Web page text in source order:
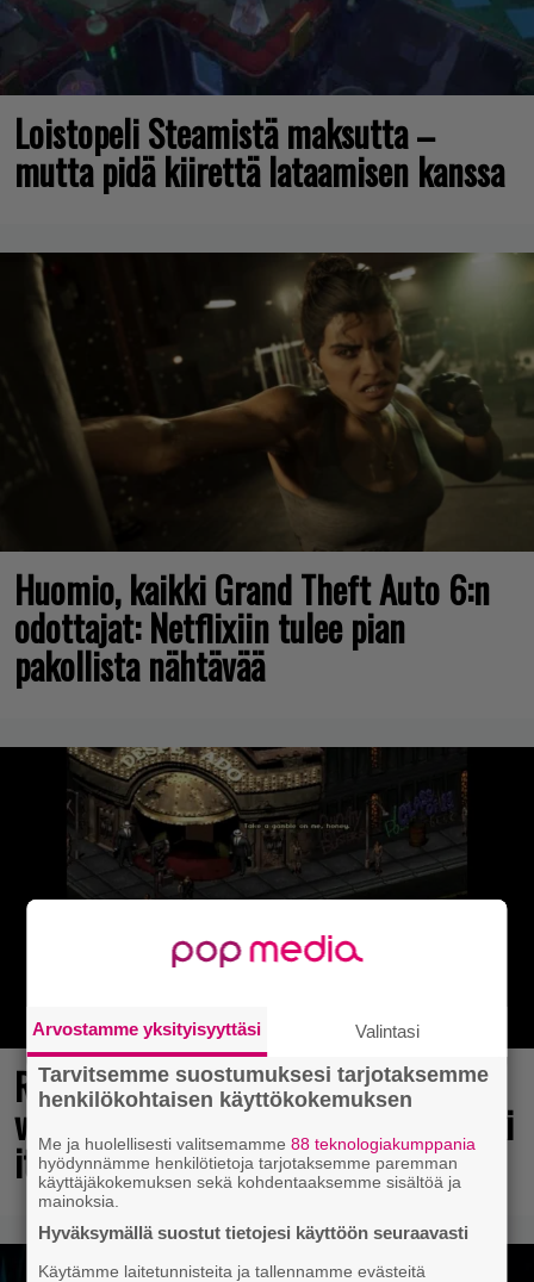
Loistopeli Steamistä maksutta –
mutta pidä kiirettä lataamisen kanssa
Huomio, kaikki Grand Theft Auto 6:n
odottajat: Netflixiin tulee pian
pakollista nähtävää
Rakastettu julkaisija täyttää 40
vuotta, valtavat alet käynnissä – hanki
itsellesi klassikoita pikkurahalla
Arvostamme yksityisyyttäsi Valintasi
Tarvitsemme suostumuksesi tarjotaksemme
henkilökohtaisen käyttökokemuksen
Me ja huolellisesti valitsemamme88 teknologiakumppania
hyödynnämme henkilötietoja tarjotaksemme paremman
käyttäjäkokemuksen sekä kohdentaaksemme sisältöä ja
mainoksia.
Hyväksymällä suostut tietojesi käyttöön seuraavasti
Käytämme laitetunnisteita ja tallennamme evästeitä